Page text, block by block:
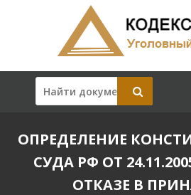
ОПРЕДЕЛЕНИЕ
СУДА РФ ОТ
ОТКАЗЕ В